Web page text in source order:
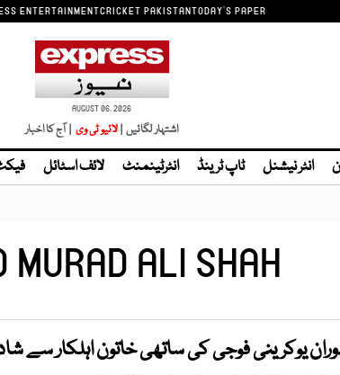
ENTERTAINMENTCRICKET PAKISTANTODAY'S PAPER
AUGUST 06, 2026
اشتہار لگائیں |لائیو ٹی وی | آج کا اخبار
انٹر نیشنل ٹاپ ٹرینڈ انٹرٹینمنٹ لائف اسٹائل
MURAD ALI SHAH
یوکرینی فوجی کی ساتھی خاتون اہلکار سے